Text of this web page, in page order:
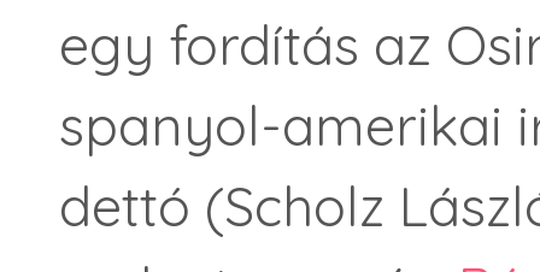
egy fordítás az
spanyol-amerikai
dettó (Scholz